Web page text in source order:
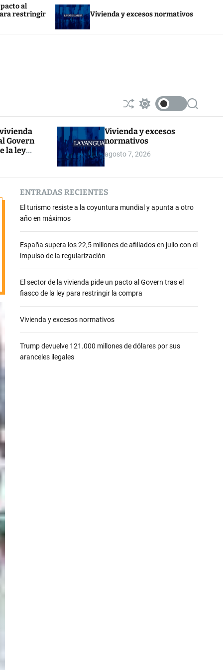
Vivienda y excesos normativos
Trump
por sus
S
h
ff
l
S
w
t
c
c
o
S
e
Govern
la ley
Vivienda y excesos
normativos
agosto 7, 2026
ENTRADAS RECIENTES
El turismo resiste a la coyuntura mundial y apunta a otro
año en máximos
España supera los 22,5 millones de afiliados en julio con el
impulso de la regularización
El sector de la vivienda pide un pacto al Govern tras el
fiasco de la ley para restringir la compra
Vivienda y excesos normativos
Trump devuelve 121.000 millones de dólares por sus
aranceles ilegales